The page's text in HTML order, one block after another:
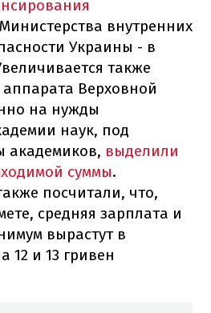
внутренних
Украины - в
также
Верховной
на нужды
наук, под
академиков, выделили
суммы.
посчитали, что,
средняя зарплата и
вырастут в
12 и 13 гривен